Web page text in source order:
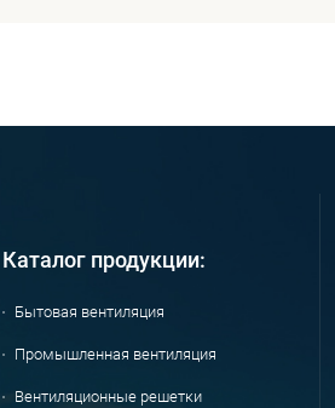
Каталог продукции:
Бытовая вентиляция
Промышленная вентиляция
Вентиляционные решетки